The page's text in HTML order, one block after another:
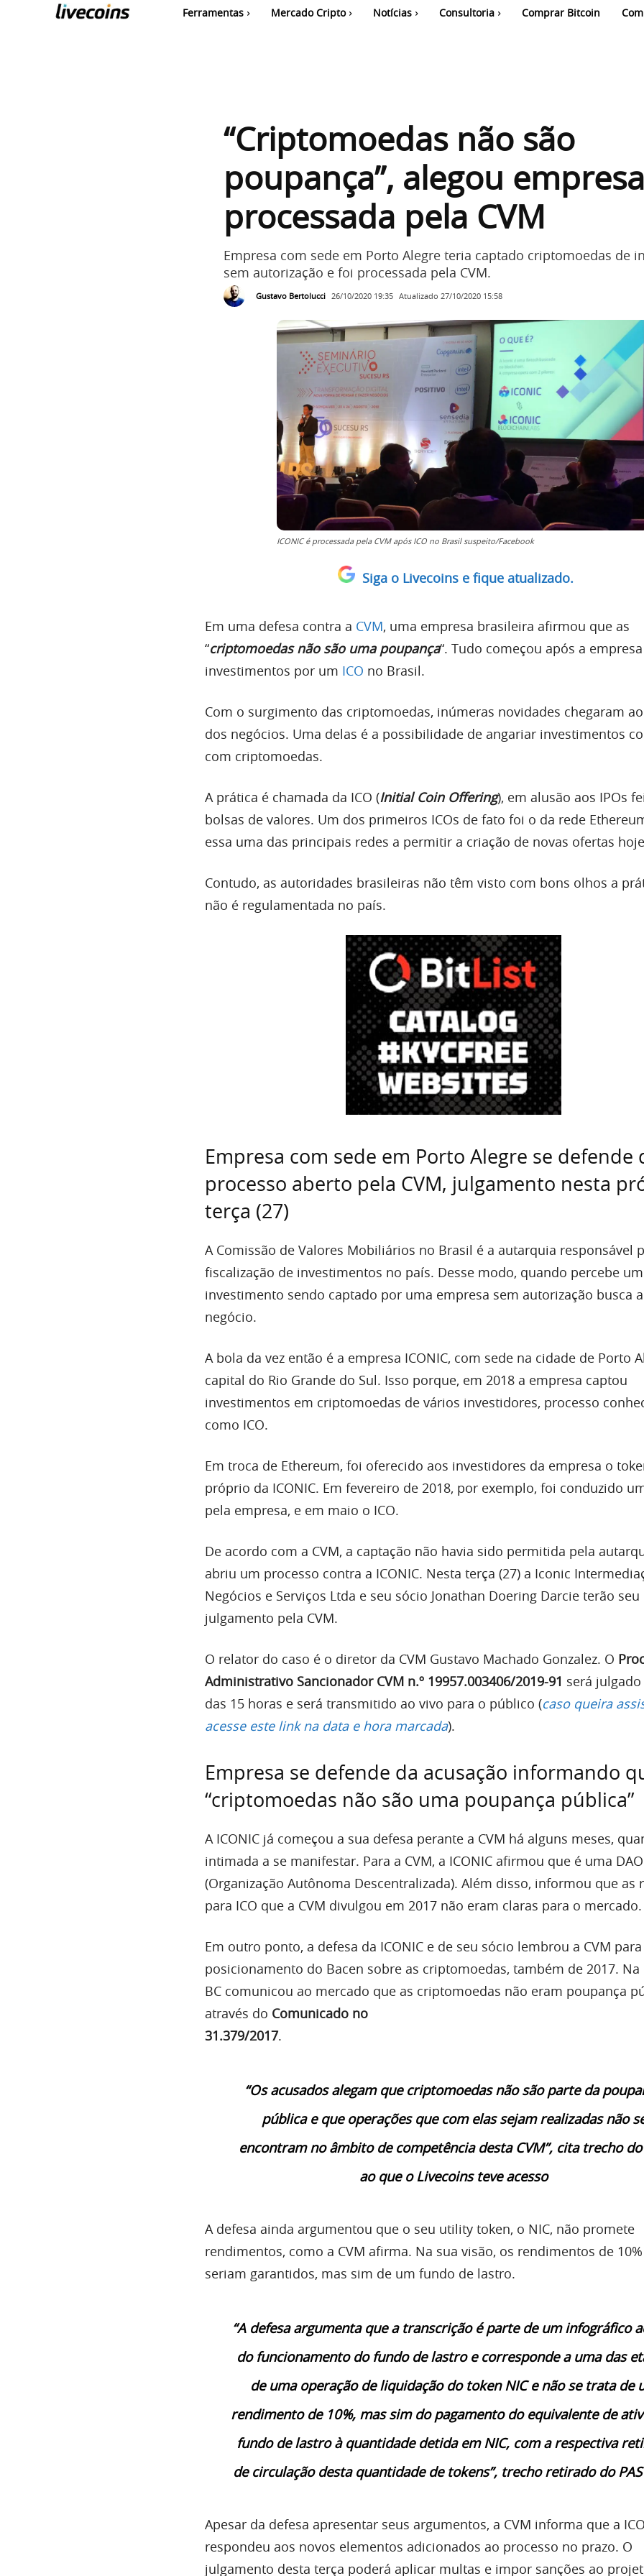
Ferramentas Mercado Cripto Notícias Consultoria Comprar Bitcoin
“Criptomoedas não são
poupança”, alegou empresa
processada pela CVM
Empresa com sede em Porto Alegre teria captado criptomoedas de
sem autorização e foi processada pela CVM.
Gustavo Bertolucci 26/10/2020 19:35 Atualizado 27/10/2020 15:58
ICONIC é processada pela CVM após ICO no Brasil suspeito/Facebook
Siga o Livecoins e fique atualizado.
Em uma defesa contra a CVM, uma empresa brasileira afirmou que as
“criptomoedas não são uma poupança“. Tudo começou após a
investimentos por um ICO no Brasil.
Com o surgimento das criptomoedas, inúmeras novidades chegaram
dos negócios. Uma delas é a possibilidade de angariar investimentos
com criptomoedas.
A prática é chamada da ICO (Initial Coin Offering), em alusão aos IPOs
bolsas de valores. Um dos primeiros ICOs de fato foi o da rede
essa uma das principais redes a permitir a criação de novas ofertas
Contudo, as autoridades brasileiras não têm visto com bons olhos a
não é regulamentada no país.
Empresa com sede em Porto Alegre se defende
processo aberto pela CVM, julgamento nesta
terça (27)
A Comissão de Valores Mobiliários no Brasil é a autarquia responsável
fiscalização de investimentos no país. Desse modo, quando percebe um
investimento sendo captado por uma empresa sem autorização busca
negócio.
A bola da vez então é a empresa ICONIC, com sede na cidade de Porto
capital do Rio Grande do Sul. Isso porque, em 2018 a empresa captou
investimentos em criptomoedas de vários investidores, processo
como ICO.
Em troca de Ethereum, foi oferecido aos investidores da empresa o
próprio da ICONIC. Em fevereiro de 2018, por exemplo, foi conduzido
pela empresa, e em maio o ICO.
De acordo com a CVM, a captação não havia sido permitida pela
abriu um processo contra a ICONIC. Nesta terça (27) a Iconic
Negócios e Serviços Ltda e seu sócio Jonathan Doering Darcie terão seu
julgamento pela CVM.
O relator do caso é o diretor da CVM Gustavo Machado Gonzalez. O
Administrativo Sancionador CVM n.º 19957.003406/2019-91 será
das 15 horas e será transmitido ao vivo para o público (caso queira
acesse este link na data e hora marcada).
Empresa se defende da acusação informando
“criptomoedas não são uma poupança pública”
A ICONIC já começou a sua defesa perante a CVM há alguns meses,
intimada a se manifestar. Para a CVM, a ICONIC afirmou que é uma DAO
(Organização Autônoma Descentralizada). Além disso, informou que as
para ICO que a CVM divulgou em 2017 não eram claras para o mercado.
Em outro ponto, a defesa da ICONIC e de seu sócio lembrou a CVM
posicionamento do Bacen sobre as criptomoedas, também de 2017. Na
BC comunicou ao mercado que as criptomoedas não eram poupança
através do Comunicado no
31.379/2017.
“Os acusados alegam que criptomoedas não são parte da
pública e que operações que com elas sejam realizadas não
encontram no âmbito de competência desta CVM”, cita trecho do
ao que o Livecoins teve acesso
A defesa ainda argumentou que o seu utility token, o NIC, não promete
rendimentos, como a CVM afirma. Na sua visão, os rendimentos de
seriam garantidos, mas sim de um fundo de lastro.
“A defesa argumenta que a transcrição é parte de um infográfico
do funcionamento do fundo de lastro e corresponde a uma das
de uma operação de liquidação do token NIC e não se trata de
rendimento de 10%, mas sim do pagamento do equivalente de
fundo de lastro à quantidade detida em NIC, com a respectiva
de circulação desta quantidade de tokens”, trecho retirado do PAS
Apesar da defesa apresentar seus argumentos, a CVM informa que a
respondeu aos novos elementos adicionados ao processo no prazo. O
julgamento desta terça poderá aplicar multas e impor sanções ao